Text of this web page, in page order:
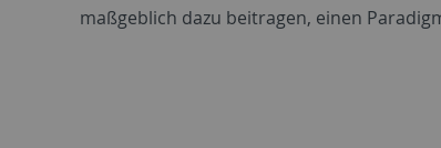
maßgeblich dazu beitragen, einen